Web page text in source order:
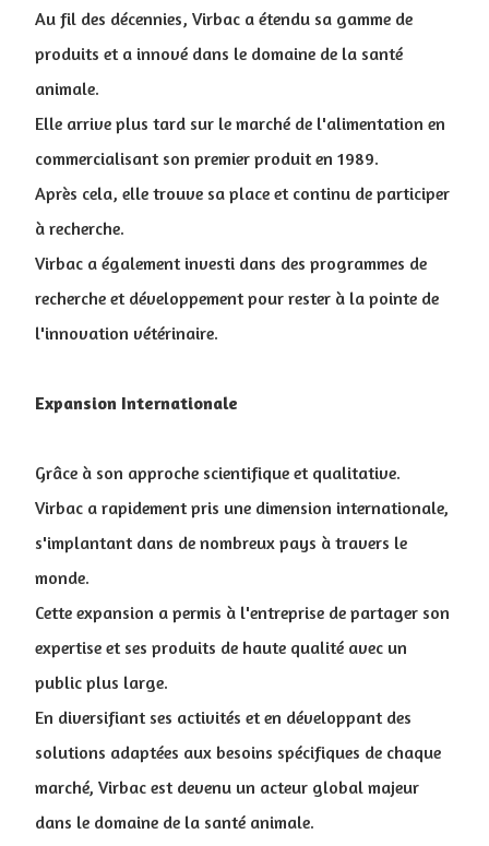
Au fil des décennies, Virbac a étendu sa gamme de
produits et a innové dans le domaine de la santé
animale.
Elle arrive plus tard sur le marché de l'alimentation en
commercialisant son premier produit en 1989.
Après cela, elle trouve sa place et continu de participer
à recherche.
Virbac a également investi dans des programmes de
recherche et développement pour rester à la pointe de
l'innovation vétérinaire.
Expansion Internationale
Grâce à son approche scientifique et qualitative.
Virbac a rapidement pris une dimension internationale,
s'implantant dans de nombreux pays à travers le
monde.
Cette expansion a permis à l'entreprise de partager son
expertise et ses produits de haute qualité avec un
public plus large.
En diversifiant ses activités et en développant des
solutions adaptées aux besoins spécifiques de chaque
marché, Virbac est devenu un acteur global majeur
dans le domaine de la santé animale.